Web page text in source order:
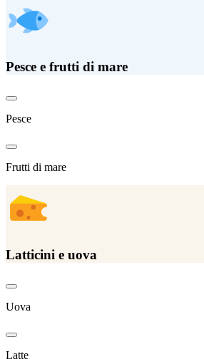
Pesce e frutti di mare
Pesce
Frutti di mare
Latticini e uova
Uova
Latte